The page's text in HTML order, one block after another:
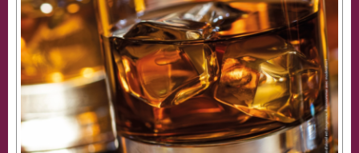
Coquillages et poissons nobles, volaille rôtie,
plats légèrement épicés ou fromages affinés.